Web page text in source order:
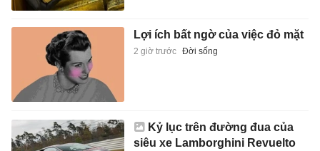
Lợi ích bất ngờ của việc đỏ mặt
2 giờ trước Đời sống
Kỷ lục trên đường đua của
siêu xe Lamborghini Revuelto